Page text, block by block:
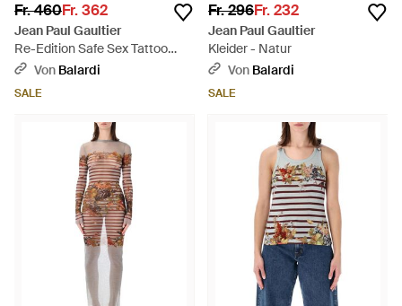
Fr. 460Fr. 362
Jean Paul Gaultier
Re-Edition Safe Sex Tattoo
Mesh Skirt - Rot
Von Balardi
SALE
Fr. 296Fr. 232
Jean Paul Gaultier
Kleider - Natur
Von Balardi
SALE